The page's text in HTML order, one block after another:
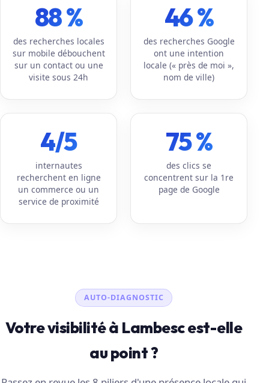
88 %
des recherches locales
sur mobile débouchent
sur un contact ou une
visite sous 24h
46 %
des recherches Google
ont une intention
locale (« près de moi »,
nom de ville)
4/5
internautes
recherchent en ligne
un commerce ou un
service de proximité
75 %
des clics se
concentrent sur la 1re
page de Google
AUTO-DIAGNOSTIC
Votre visibilité à Lambesc est-elle
au point ?